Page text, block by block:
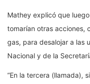
Mathey explicó que
tomarían otras acciones,
gas, para desalojar a las
Nacional y de la
“En la tercera (llamada),